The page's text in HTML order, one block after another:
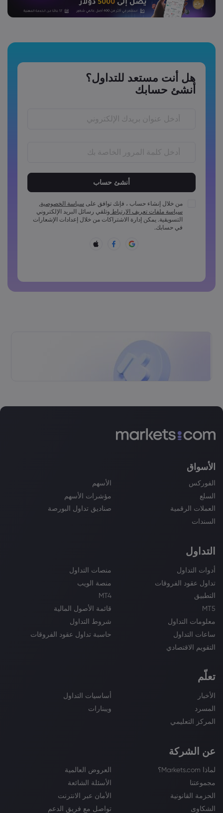
هل أنت مستعد للتداول؟
أنشئ حسابك
يجب أن يكون طول كلمة المرور ما بين 6 إلى 15 احرفًا
يجب أن تتضمن كلمة المرور رمز واحد بأحرف كبيرة على الأقل
يجب أن تتضمن كلمة المرور رمز واحد بأحرف صغيرة على الأقل
()_-+=:;&lt;&gt;{,[]?,.
لا يمكن أن تكون كلمة المرور شائعة الاستخدام
من خلال إنشاء حساب ، فإنك توافق على سياسة الخصوصية,
سياسة ملفات تعريف الارتباط وتلقي رسائل البريد الإلكتروني
التسويقية. يمكن إدارة الاشتراكات من خلال إعدادات الإشعارات
في حسابك.
الأسواق
الفوركس
الأسهم
السلع
مؤشرات الأسهم
العملات الرقمية
صناديق تداول البورصة
السندات
التداول
أدوات التداول
منصات التداول
تداول عقود الفروقات
منصة الويب
التطبيق
MT4
MT5
قائمة الأصول المالية
معلومات التداول
شروط التداول
ساعات التداول
حاسبة تداول عقود الفروقات
التقويم الاقتصادي
تعلّم
الأخبار
أساسيات التداول
المسرد
ويبنارات
المركز التعليمي
عن الشركة
لماذا Markets.com؟
العروض العالمية
مجموعتنا
الأسئلة الشائعة
الحزمة القانونية
الأمان عبر الانترنت
الشكاوى
تواصل مع فريق الدعم